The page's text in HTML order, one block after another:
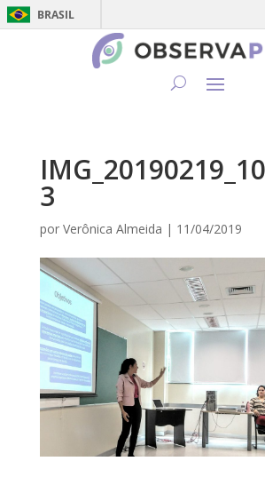
BRASIL
3
por Verônica Almeida | 11/04/2019